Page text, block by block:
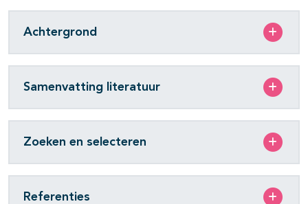
Achtergrond
Samenvatting literatuur
Zoeken en selecteren
Referenties